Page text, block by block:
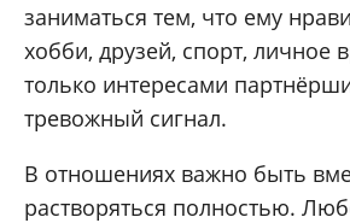
заниматься тем, что ему
хобби, друзей, спорт, личное
только интересами
тревожный сигнал.
В отношениях важно быть
растворяться полностью.